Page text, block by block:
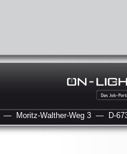
— Moritz-Walther-Weg 3 — D-